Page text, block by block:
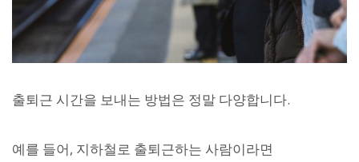
출퇴근 시간을 보내는 방법은 정말 다양합니다.
예를 들어, 지하철로 출퇴근하는 사람이라면